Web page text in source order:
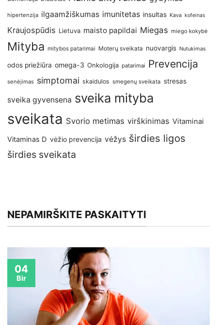
hipertenzija ilgaamžiškumas imunitetas insultas Kava kofeinas
Kraujospūdis Lietuva maisto papildai Miegas miego kokybė
Mityba mitybos patarimai Moterų sveikata nuovargis Nutukimas
odos priežiūra omega-3 Onkologija patarimai Prevencija
senėjimas simptomai skaidulos smegenų sveikata stresas
sveika gyvensena sveika mityba
sveikata Svorio metimas virškinimas Vitaminai
Vitaminas D vėžio prevencija vėžys širdies ligos
širdies sveikata
NEPAMIRŠKITE PASKAITYTI
04
Bir